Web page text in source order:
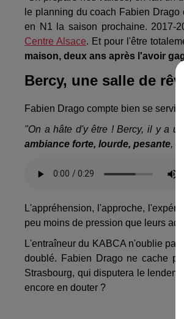
le planning du coach Fabien
en N1 la saison prochaine. 2017-
Centre Alsace. Et pour l'être
maison, deux ans après l'avoir
Bercy, une salle de rêve
Fabien Drago compte bien se servir
"On a hâte d'y être ! Bercy, il y a
ambiance forte, lourde, pesante,
L'appréhension, l'approche,
peu moins de pression que leurs
L'entraîneur du KABCA n'oublie
doublé. Fabien Drago ne cache
Strasbourg, qui disputera le
encore en douter ?